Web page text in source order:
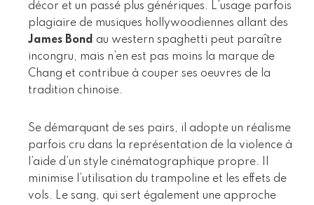
décor et un passé plus génériques. L’usage parfois
plagiaire de musiques hollywoodiennes allant des
James Bond au western spaghetti peut paraître
incongru, mais n’en est pas moins la marque de
Chang et contribue à couper ses oeuvres de la
tradition chinoise.
Se démarquant de ses pairs, il adopte un réalisme
parfois cru dans la représentation de la violence à
l’aide d’un style cinématographique propre. Il
minimise l’utilisation du trampoline et les effets de
vols. Le sang, qui sert également une approche